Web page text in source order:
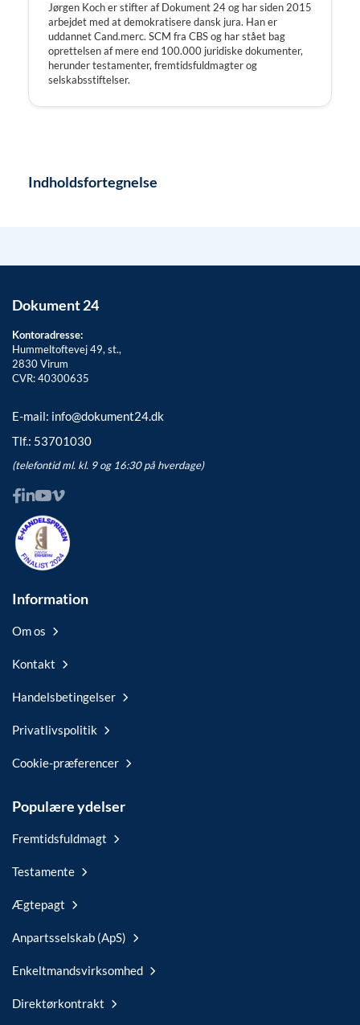
Jørgen Koch er stifter af Dokument 24 og har siden 2015
arbejdet med at demokratisere dansk jura. Han er
uddannet Cand.merc. SCM fra CBS og har stået bag
oprettelsen af mere end 100.000 juridiske dokumenter,
herunder testamenter, fremtidsfuldmagter og
selskabsstiftelser.
Indholdsfortegnelse
Dokument 24
Kontoradresse:
Hummeltoftevej 49, st.,
2830Virum
CVR: 40300635
E-mail: info@dokument24.dk
Tlf.: 53701030
(telefontid ml. kl. 9 og 16:30 på hverdage)
Information
Om os
Kontakt
Handelsbetingelser
Privatlivspolitik
Cookie-præferencer
Populære ydelser
Fremtidsfuldmagt
Testamente
Ægtepagt
Anpartsselskab (ApS)
Enkeltmandsvirksomhed
Direktørkontrakt